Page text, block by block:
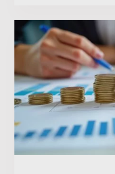
Fachschulung
Liquiditätsplanung:
Zahlungsfähigkeit
Di. 09.06.2026
Aufzeichnung
88 min